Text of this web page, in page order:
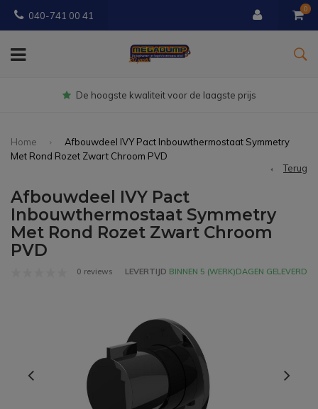
040-741 00 41
0
Gratisbezorgd vanaf € 150
Home
Afbouwdeel IVY Pact Inbouwthermostaat Symmetry
Met Rond Rozet Zwart Chroom PVD
Terug
Afbouwdeel IVY Pact
Inbouwthermostaat Symmetry
Met Rond Rozet Zwart Chroom
PVD
0 reviews LEVERTIJD BINNEN 5 (WERK)DAGEN GELEVERD